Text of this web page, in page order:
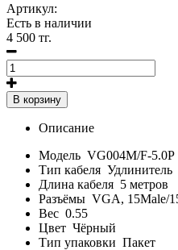
Артикул:
Есть в наличии
4 500 тг.
В корзину
Описание
Модель VG004M/F-5.0P
Тип кабеля Удлинитель
Длина кабеля 5 метров
Разъёмы VGA, 15Male/
Вес 0.55
Цвет Чёрный
Тип упаковки Пакет